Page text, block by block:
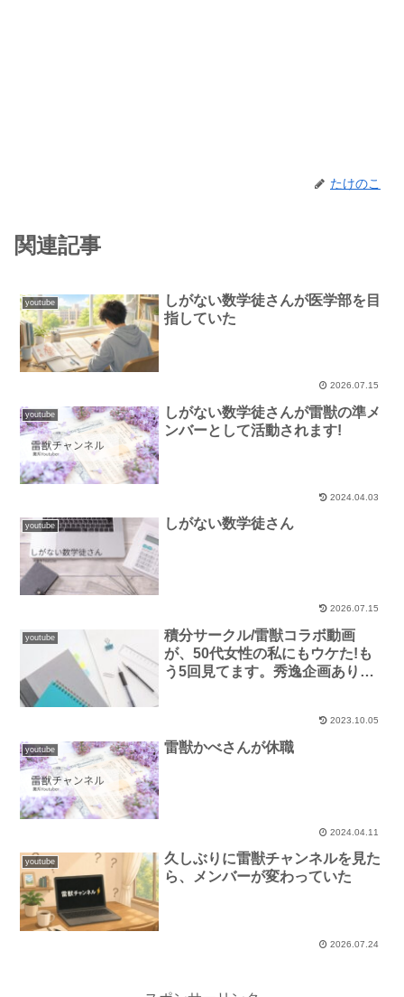
たけのこ
関連記事
youtube
しがない数学徒さんが医学部を目
指していた
2026.07.15
youtube
しがない数学徒さんが雷獣の準メ
ンバーとして活動されます!
2024.04.03
youtube しがない数学徒さん
2026.07.15
youtube
積分サークル/雷獣コラボ動画
が、50代女性の私にもウケた!も
う5回見てます。秀逸企画ありが
2023.10.05
youtube 雷獣かべさんが休職
2024.04.11
youtube
久しぶりに雷獣チャンネルを見た
ら、メンバーが変わっていた
2026.07.24